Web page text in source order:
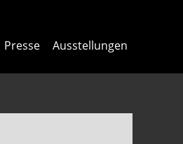
Presse Ausstellungen